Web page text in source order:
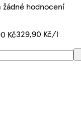
žádné hodnocení
Kč329,90 Kč/l